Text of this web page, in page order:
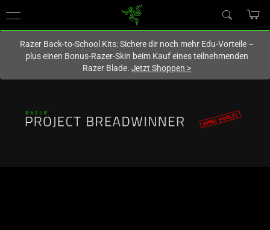
Du befindest dich aktuell auf der Website von
Razer Back-to-School Kits: Sichere dir noch mehr Edu-Vorteile –
plus einen Bonus-Razer-Skin beim Kauf eines teilnehmenden
Razer Blade. Jetzt Shoppen >